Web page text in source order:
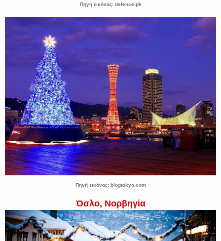
Πηγή εικόνας: defence.pk
Πηγή εικόνας: blogtokyo.com
Όσλο, Νορβηγία